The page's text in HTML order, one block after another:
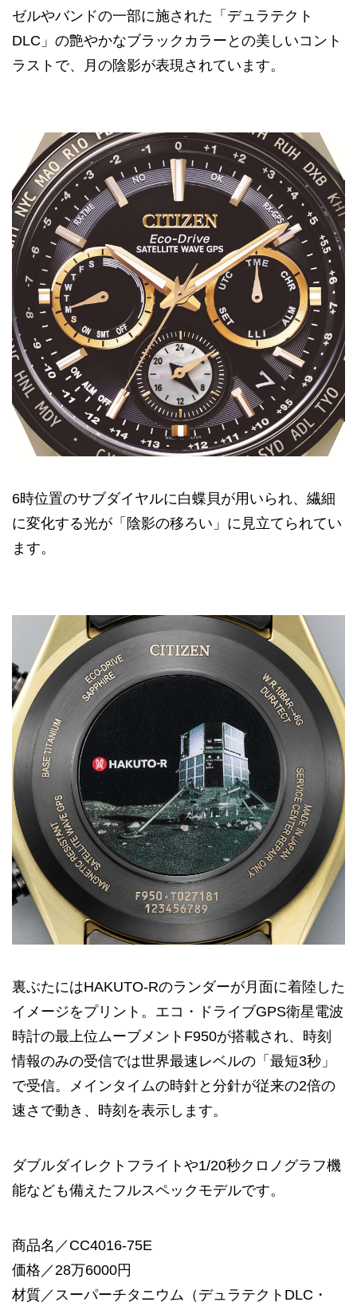
ゼルやバンドの一部に施された「デュラテクト
DLC」の艶やかなブラックカラーとの美しいコント
ラストで、月の陰影が表現されています。
6時位置のサブダイヤルに白蝶貝が用いられ、繊細
に変化する光が「陰影の移ろい」に見立てられてい
ます。
裏ぶたにはHAKUTO-Rのランダーが月面に着陸した
イメージをプリント。エコ・ドライブGPS衛星電波
時計の最上位ムーブメントF950が搭載され、時刻
情報のみの受信では世界最速レベルの「最短3秒」
で受信。メインタイムの時針と分針が従来の2倍の
速さで動き、時刻を表示します。
ダブルダイレクトフライトや1/20秒クロノグラフ機
能なども備えたフルスペックモデルです。
商品名／CC4016-75E
価格／28万6000円
材質／スーパーチタニウム（デュラテクトDLC・